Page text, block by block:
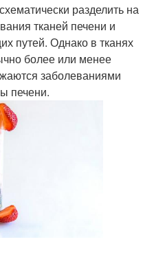
разделить на
тканей печени и
путей. Однако в тканях
более или менее
заболеваниями
печени.